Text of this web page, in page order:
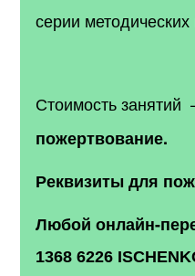
серии
Стоимость занятий
пожертвование.
Реквизиты для
Любой онлайн-
1368 6226